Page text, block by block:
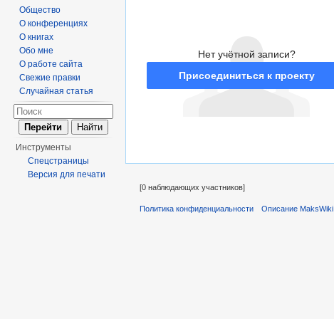
Нет учётной записи?
Присоединиться к проекту
Общество
О конференциях
О книгах
Обо мне
О работе сайта
Свежие правки
Случайная статья
Инструменты
Спецстраницы
Версия для печати
[0 наблюдающих участников]
Политика конфиденциальности Описание MaksWiki